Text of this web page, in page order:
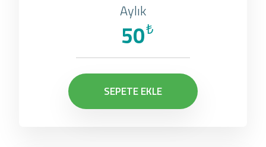
Aylık
₺
50
SEPETE EKLE